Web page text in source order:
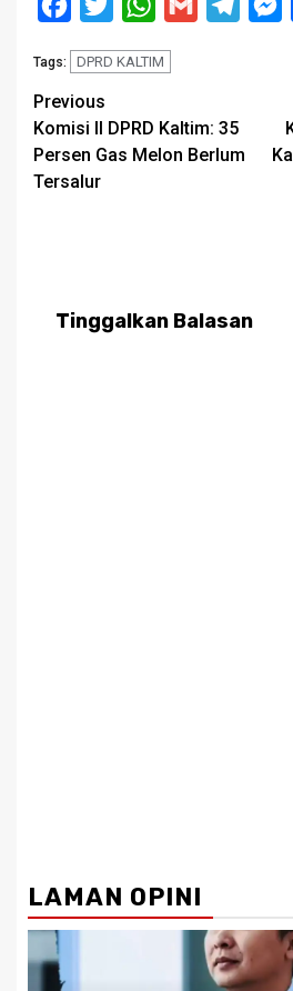
Facebook
Twitter WhatsApp
Gmail
Tags: DPRD KALTIM
Post
navigation
Previous
Komisi II DPRD Kaltim: 35
Persen Gas Melon Berlum
Tersalur
Tinggalkan Balasan
LAMAN OPINI